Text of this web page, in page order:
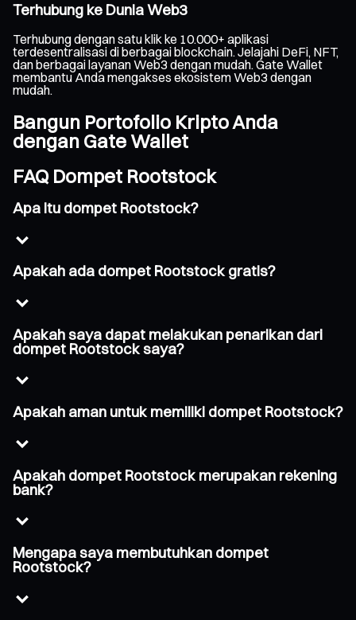
Terhubung ke Dunia Web3
Terhubung dengan satu klik ke 10.000+ aplikasi
terdesentralisasi di berbagai blockchain. Jelajahi DeFi, NFT,
dan berbagai layanan Web3 dengan mudah. Gate Wallet
membantu Anda mengakses ekosistem Web3 dengan
mudah.
Bangun Portofolio Kripto Anda
dengan Gate Wallet
FAQ Dompet Rootstock
Apa itu dompet Rootstock?
Apakah ada dompet Rootstock gratis?
Apakah saya dapat melakukan penarikan dari
dompet Rootstock saya?
Apakah aman untuk memiliki dompet Rootstock?
Apakah dompet Rootstock merupakan rekening
bank?
Mengapa saya membutuhkan dompet
Rootstock?